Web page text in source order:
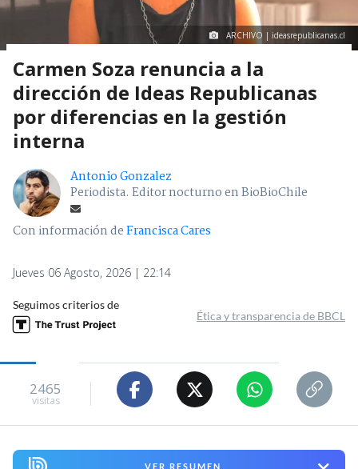
ARCHIVO | ideasrepublicanas.cl
Carmen Soza renuncia a la
dirección de Ideas Republicanas
por diferencias en la gestión
interna
Antonio Gonzalez
Periodista. Editor nocturno en BioBioChile
Con información deFrancisca Cares
Jueves 06 Agosto, 2026 | 22:14
Seguimos criterios de
Ética y transparencia de BBCL
2465
visitas
VER RESUMEN